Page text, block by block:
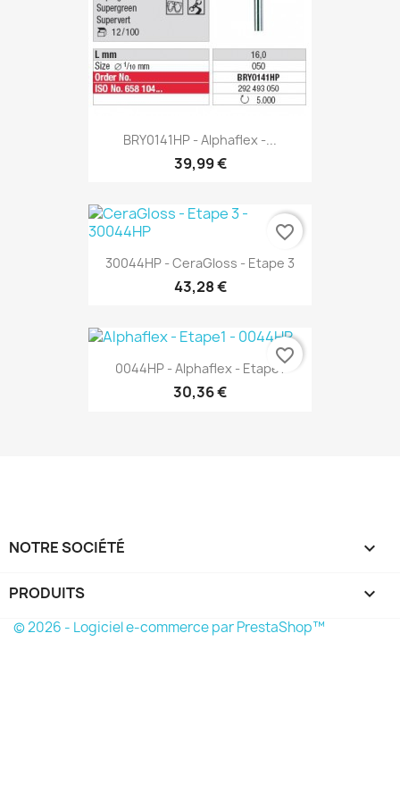
BRY0141HP - Alphaflex -...
39,99 €
30044HP - CeraGloss - Etape 3
43,28 €
favorite_border
0044HP - Alphaflex - Etape1
30,36 €
favorite_border
NOTRE SOCIÉTÉ 
PRODUITS 
© 2026 - Logiciel e-commerce par PrestaShop™